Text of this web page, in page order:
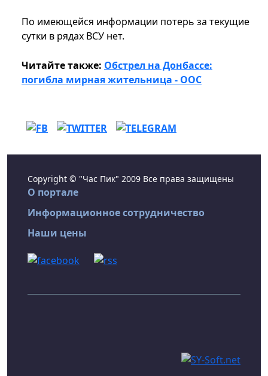
По имеющейся информации потерь за текущие
сутки в рядах ВСУ нет.
Читайте также: Обстрел на Донбассе:
погибла мирная жительница - ООС
Copyright © "Час Пик" 2009 Все права защищены
О портале
Информационное сотрудничество
Наши цены